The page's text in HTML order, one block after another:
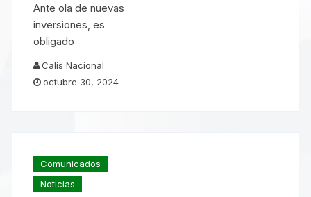
Ante ola de nuevas
inversiones, es
obligado
Calis Nacional
octubre 30, 2024
Comunicados
Noticias